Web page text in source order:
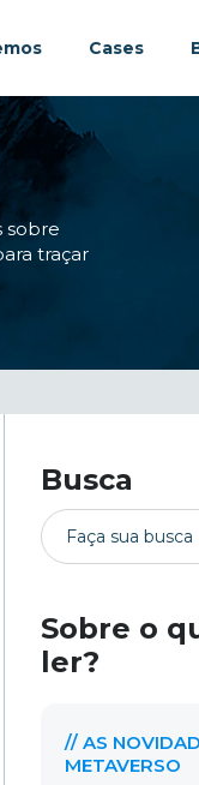
Cases
sobre
traçar
Busca
Sobre o
ler?
// AS
METAVERSO